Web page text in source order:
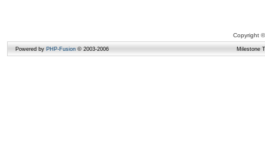
Copyright
Powered by PHP-Fusion © 2003-2006 Milestone